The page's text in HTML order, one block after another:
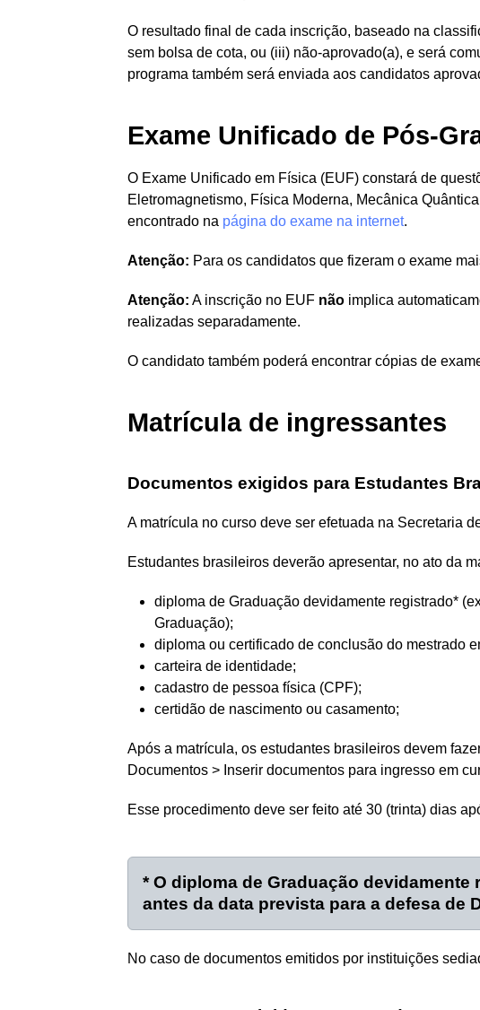
O resultado final de cada inscrição, baseado na
sem bolsa de cota, ou (iii) não-aprovado(a), e será
programa também será enviada aos candidatos
Exame Unificado de Pós-
O Exame Unificado em Física (EUF) constará de
Eletromagnetismo, Física Moderna, Mecânica
encontrado na página do exame na internet.
Atenção: Para os candidatos que fizeram o exame
Atenção: A inscrição no EUF não implica
realizadas separadamente.
O candidato também poderá encontrar cópias de
Matrícula de ingressantes
Documentos exigidos para Estudantes
A matrícula no curso deve ser efetuada na Secretaria
Estudantes brasileiros deverão apresentar, no ato da
diploma de Graduação devidamente registrado*
Graduação);
diploma ou certificado de conclusão do mestrado
carteira de identidade;
cadastro de pessoa física (CPF);
certidão de nascimento ou casamento;
Após a matrícula, os estudantes brasileiros devem
Documentos > Inserir documentos para ingresso em
Esse procedimento deve ser feito até 30 (trinta) dias
* O diploma de Graduação
antes da data prevista para a defesa de
No caso de documentos emitidos por instituições